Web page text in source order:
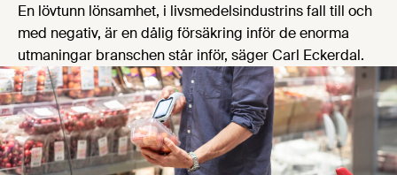
En lövtunn lönsamhet, i livsmedelsindustrins fall till och
med negativ, är en dålig försäkring inför de enorma
utmaningar branschen står inför, säger Carl Eckerdal.